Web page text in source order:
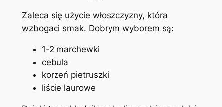
Zaleca się użycie włoszczyzny, która
wzbogaci smak. Dobrym wyborem są:
1-2 marchewki
cebula
korzeń pietruszki
liście laurowe